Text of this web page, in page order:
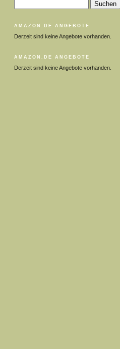
AMAZON.DE ANGEBOTE
Derzeit sind keine Angebote vorhanden.
AMAZON.DE ANGEBOTE
Derzeit sind keine Angebote vorhanden.